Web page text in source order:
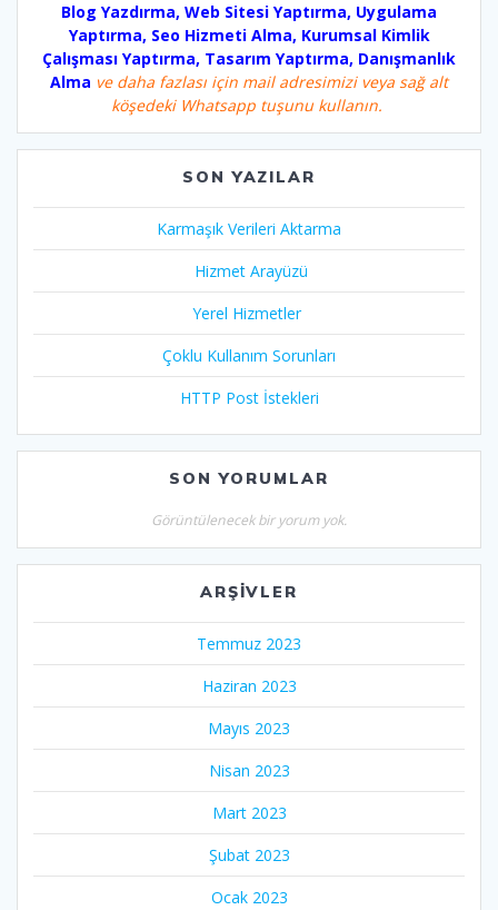
Blog Yazdırma, Web Sitesi Yaptırma, Uygulama
Yaptırma, Seo Hizmeti Alma, Kurumsal Kimlik
Çalışması Yaptırma, Tasarım Yaptırma, Danışmanlık
Alma ve daha fazlası için mail adresimizi veya sağ alt
köşedeki Whatsapp tuşunu kullanın.
SON YAZILAR
Karmaşık Verileri Aktarma
Hizmet Arayüzü
Yerel Hizmetler
Çoklu Kullanım Sorunları
HTTP Post İstekleri
SON YORUMLAR
Görüntülenecek bir yorum yok.
ARŞIVLER
Temmuz 2023
Haziran 2023
Mayıs 2023
Nisan 2023
Mart 2023
Şubat 2023
Ocak 2023